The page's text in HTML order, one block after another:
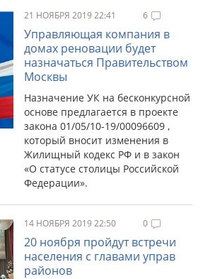
21 НОЯБРЯ 2019 22:41 6
Управляющая компания в
домах реновации будет
назначаться Правительством
Москвы
Назначение УК на бесконкурсной
основе предлагается в проекте
закона 01/05/10-19/00096609 ,
который вносит изменения в
Жилищный кодекс РФ и в закон
«О статусе столицы Российской
Федерации».
14 НОЯБРЯ 2019 22:50 0
20 ноября пройдут встречи
населения с главами управ
районов